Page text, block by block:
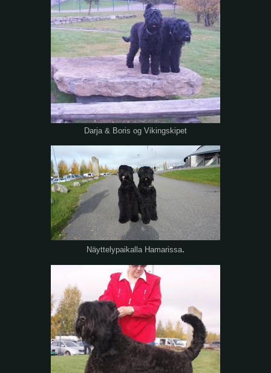
Darja & Boris og Vikingskipet
Näyttelypaikalla Hamarissa.